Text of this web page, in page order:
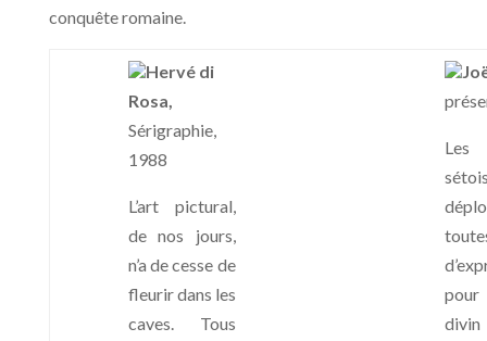
conquête romaine.
Hervé di
Rosa,
Sérigraphie,
1988
L’art pictural,
de nos jours,
n’a de cesse de
fleurir dans les
caves. Tous
Les
pour
divin